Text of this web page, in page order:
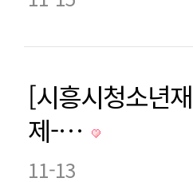
[시흥시청소년
제-…
11-13